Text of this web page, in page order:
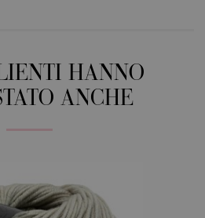
HANNO
ANCHE